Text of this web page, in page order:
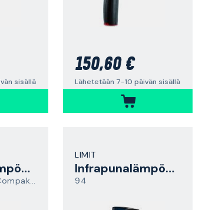
sisällä
150,60 €
Lähetetään 7-10 päivän sisällä
Infrapunalämpömittari
Hydromette BL Compakt TF-IR
LIMIT
Infrapunalämpömittari
94